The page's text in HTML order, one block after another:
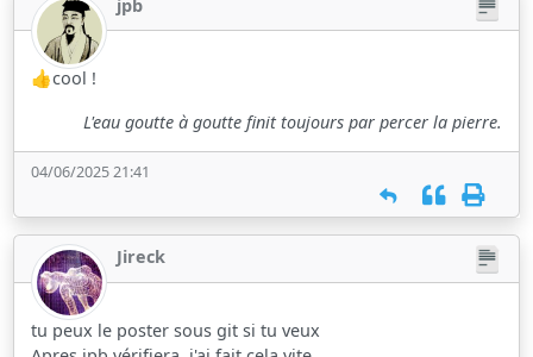
jpb
👍cool !
L'eau goutte à goutte finit toujours par percer la pierre.
04/06/2025 21:41
Jireck
tu peux le poster sous git si tu veux